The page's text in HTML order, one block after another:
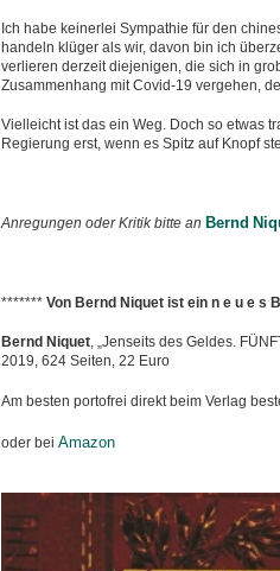
Ich habe keinerlei Sympathie für den
handeln klüger als wir, davon bin ich
verlieren derzeit diejenigen, die sich in
Zusammenhang mit Covid-19 vergehen,
Vielleicht ist das ein Weg. Doch so etwas
Regierung erst, wenn es Spitz auf Knopf
Anregungen oder Kritik bitte an Bernd
******* Von Bernd Niquet ist ein n e u e s
Bernd Niquet, „Jenseits des Geldes.
2019, 624 Seiten, 22 Euro
Am besten portofrei direkt beim Verlag
oder bei Amazon